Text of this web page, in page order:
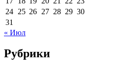
24 25 26 27 28 29 30
31
« Июл
Рубрики